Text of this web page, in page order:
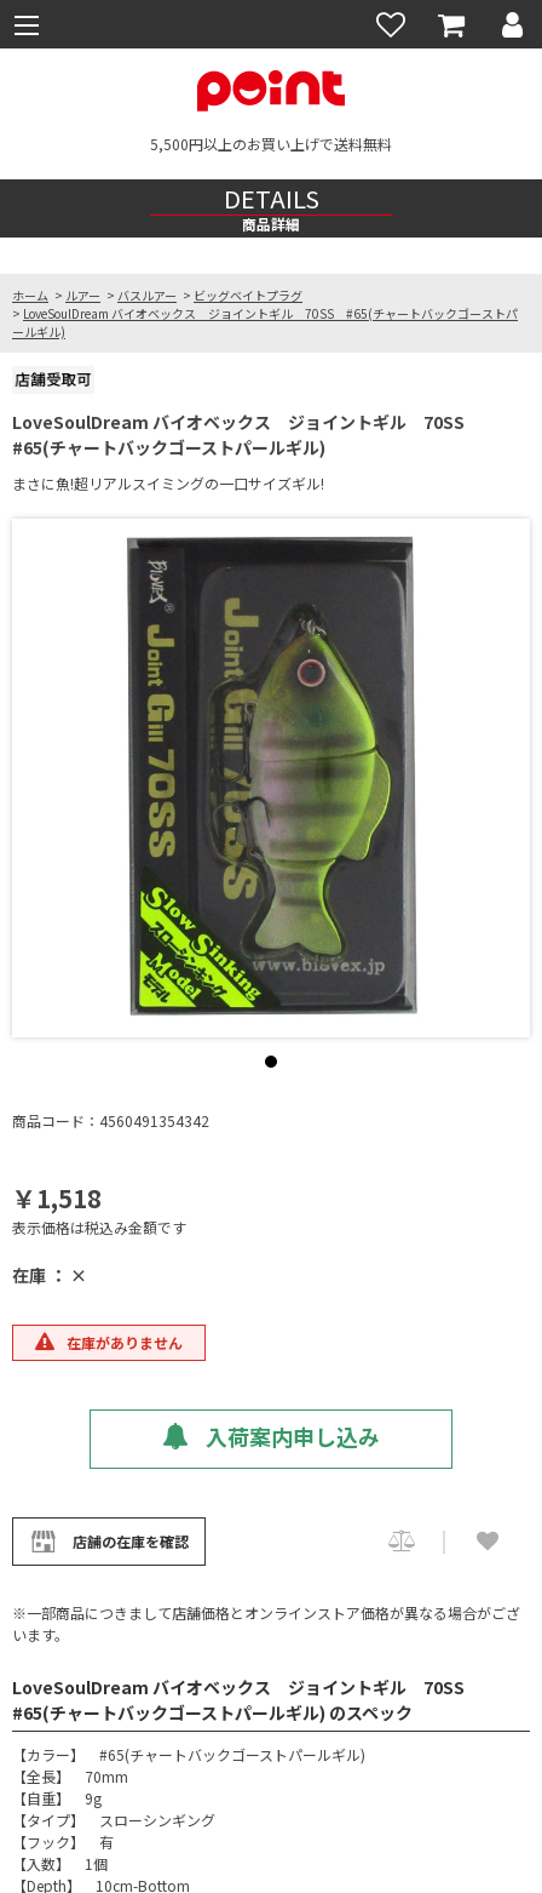
5,500円以上のお買い上げで送料無料
DETAILS
商品詳細
ホーム > ルアー > バスルアー > ビッグベイトプラグ
> LoveSoulDream バイオベックス ジョイントギル 70SS #65(チャートバックゴーストパ
ールギル)
LoveSoulDream バイオベックス ジョイントギル 70SS
#65(チャートバックゴーストパールギル)
まさに魚!超リアルスイミングの一口サイズギル!
商品コード：4560491354342
￥1,518
表示価格は税込み金額です
在庫 ： ×
在庫がありません
入荷案内申し込み
店舗の在庫を確認
※一部商品につきまして店舗価格とオンラインストア価格が異なる場合がござ
います。
LoveSoulDream バイオベックス ジョイントギル 70SS
#65(チャートバックゴーストパールギル) のスペック
【カラー】 #65(チャートバックゴーストパールギル)
【全長】 70mm
【自重】 9g
【タイプ】 スローシンギング
【フック】 有
【入数】 1個
【Depth】 10cm-Bottom